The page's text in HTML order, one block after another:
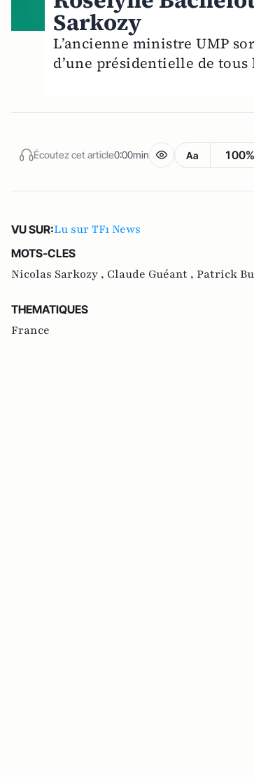
Sarkozy
L’ancienne ministre UMP
d’une présidentielle de tous
Écoutez cet article0:00min Aa 100%
VU SUR:Lu sur TF1 News
MOTS-CLES
Nicolas Sarkozy , Claude Guéant , Patrick
THEMATIQUES
France